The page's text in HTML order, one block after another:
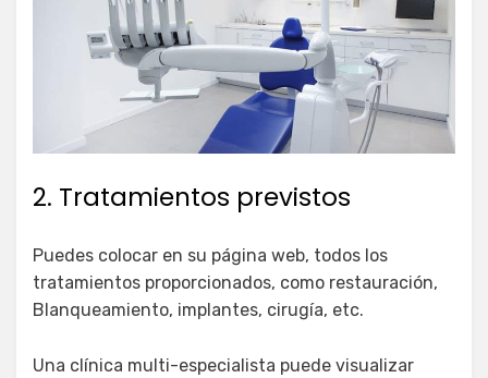
2. Tratamientos previstos
Puedes colocar en su página web, todos los
tratamientos proporcionados, como restauración,
Blanqueamiento, implantes, cirugía, etc.
Una clínica multi-especialista puede visualizar